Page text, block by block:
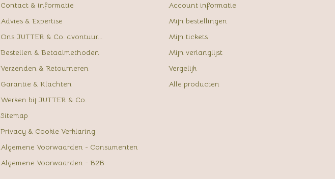
Contact & informatie
Advies & Expertise
Ons JUTTER & Co. avontuur...
Bestellen & Betaalmethoden
Verzenden & Retourneren
Garantie & Klachten
Werken bij JUTTER & Co.
Sitemap
Privacy & Cookie Verklaring
Algemene Voorwaarden - Consumenten
Algemene Voorwaarden - B2B
Account informatie
Mijn bestellingen
Mijn tickets
Mijn verlanglijst
Vergelijk
Alle producten